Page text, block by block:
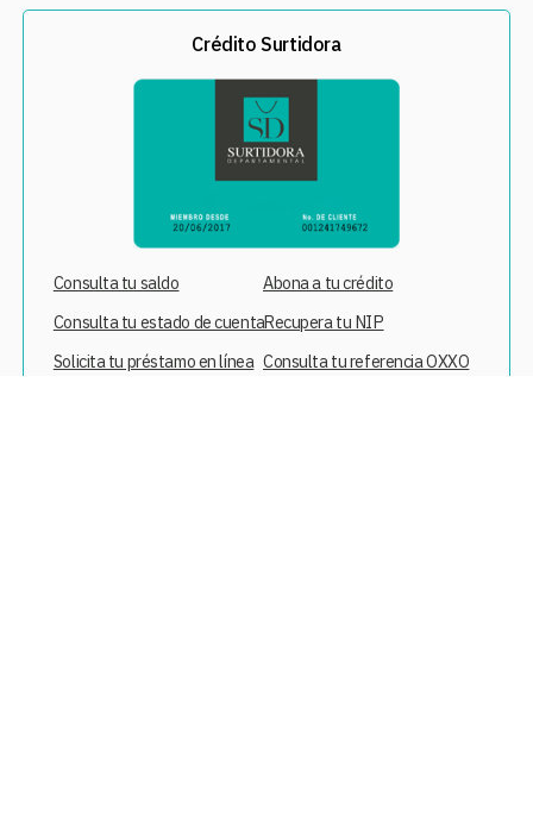
Crédito Surtidora
Consulta tu saldo
Consulta tu estado de cuenta
Solicita tu préstamo en línea
Abona a tu crédito
Recupera tu NIP
Consulta tu referencia OXXO